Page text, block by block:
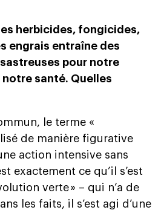
herbicides, fongicides,
engrais entraîne des
pour notre
santé. Quelles
le terme «
de manière figurative
action intensive sans
exactement ce qu’il s’est
verte » – qui n’a de
les faits, il s’est agi d’une